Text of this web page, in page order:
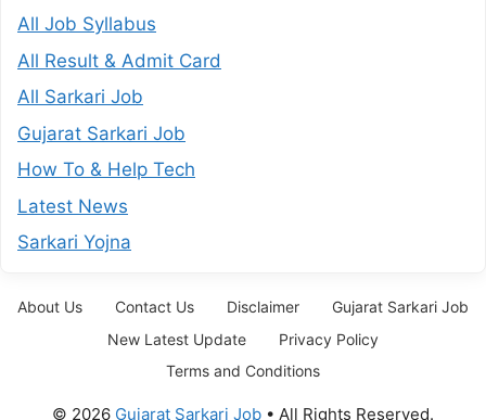
All Job Syllabus
All Result & Admit Card
All Sarkari Job
Gujarat Sarkari Job
How To & Help Tech
Latest News
Sarkari Yojna
About Us Contact Us Disclaimer
Gujarat Sarkari Job
New Latest Update
Privacy Policy
Terms and Conditions
© 2026 Gujarat Sarkari Job • All Rights Reserved.